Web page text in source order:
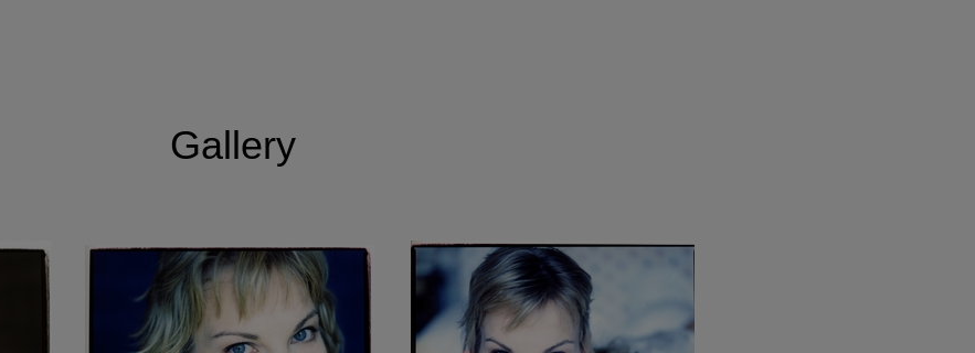
Gallery